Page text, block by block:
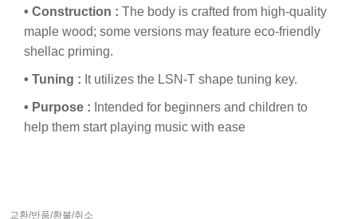
• Construction : The body is crafted from high-quality
maple wood; some versions may feature eco-friendly
shellac priming.
• Tuning : It utilizes the LSN-T shape tuning key.
• Purpose : Intended for beginners and children to
help them start playing music with ease
교환/반품/환불/취소